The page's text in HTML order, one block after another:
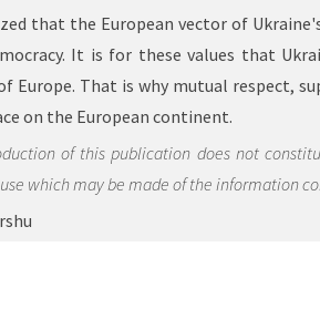
that the European vector of
It is for these values that
Europe. That is why mutual respect,
on the European continent.
of this publication does not
which may be made of the information